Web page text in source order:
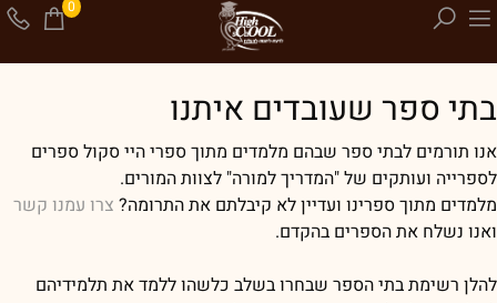
0
בתי ספר שעובדים איתנו
אנו תורמים לבתי ספר שבהם מלמדים מתוך ספרי היי סקול ספרים
לספרייה ועותקים של "המדריך למורה" לצוות המורים.
מלמדים מתוך ספרינו ועדיין לא קיבלתם את התרומה? צרו עמנו קשר
ואנו נשלח את הספרים בהקדם.
להלן רשימת בתי הספר שבחרו בשלב כלשהו ללמד את תלמידיהם